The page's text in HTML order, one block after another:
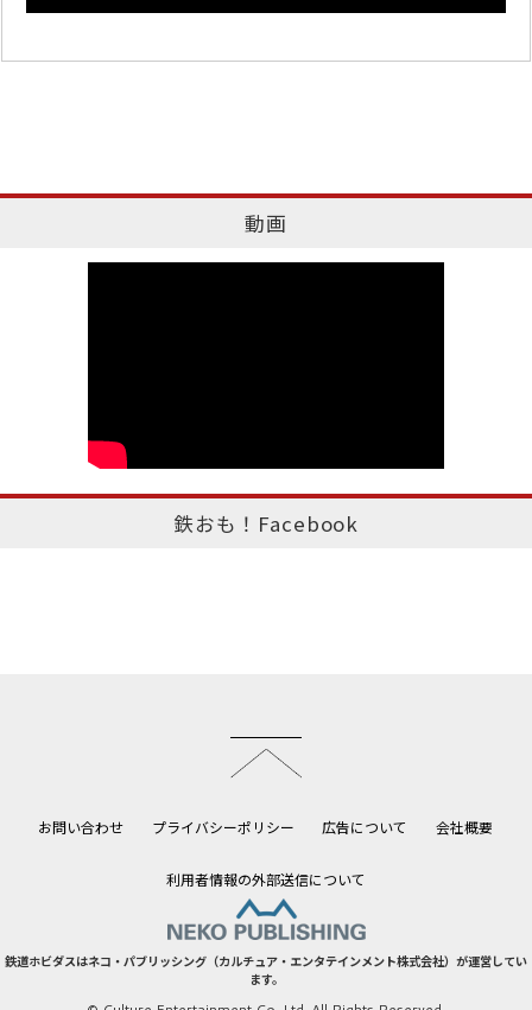
動画
鉄おも！Facebook
お問い合わせ プライバシーポリシー 広告について 会社概要
利用者情報の外部送信について
鉄道ホビダスはネコ・パブリッシング（カルチュア・エンタテインメント株式会社）が運営してい
ます。